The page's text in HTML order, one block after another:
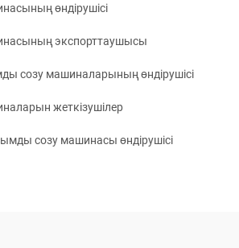
өндірушісі
экспорттаушысы
созу машиналарының өндірушісі
жеткізушілер
созу машинасы өндірушісі